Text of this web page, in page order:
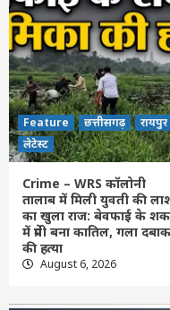
3
Feature
Crime –
लाश का
कातिल, गला
4
Feature
CG- साय
होगी शेयर
बॉन्ड होंगे
5
Feature राशि
Aaj ka
कृष्ण पक्ष
अशुभ मुहूर्त
Feature छत्तीसगढ़
रायपुर
लेटेस्ट
Crime – WRS कॉलोनी
तालाब में मिली युवती की
का खुला राज: बेवफाई के शक
में प्रेमी बना कातिल, गला
की हत्या
August 6, 2026